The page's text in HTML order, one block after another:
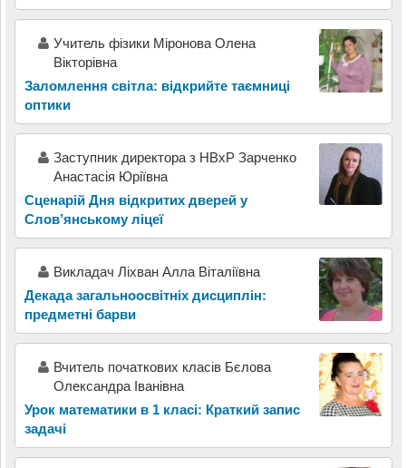
Учитель фізики Міронова Олена
Вікторівна
Заломлення світла: відкрийте таємниці
оптики
Заступник директора з НВхР Зарченко
Анастасія Юріївна
Сценарій Дня відкритих дверей у
Слов’янському ліцеї
Викладач Ліхван Алла Віталіївна
Декада загальноосвітніх дисциплін:
предметні барви
Вчитель початкових класів Бєлова
Олександра Іванівна
Урок математики в 1 класі: Краткий запис
задачі